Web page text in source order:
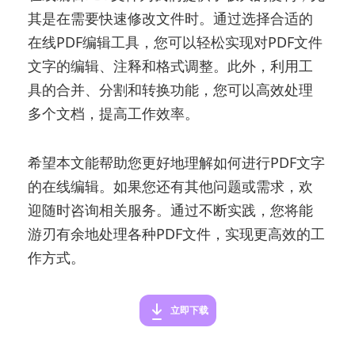
其是在需要快速修改文件时。通过选择合适的
在线PDF编辑工具，您可以轻松实现对PDF文件
文字的编辑、注释和格式调整。此外，利用工
具的合并、分割和转换功能，您可以高效处理
多个文档，提高工作效率。
希望本文能帮助您更好地理解如何进行PDF文字
的在线编辑。如果您还有其他问题或需求，欢
迎随时咨询相关服务。通过不断实践，您将能
游刃有余地处理各种PDF文件，实现更高效的工
作方式。
立即下载